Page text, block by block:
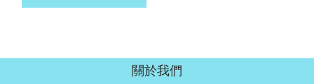
關於我們